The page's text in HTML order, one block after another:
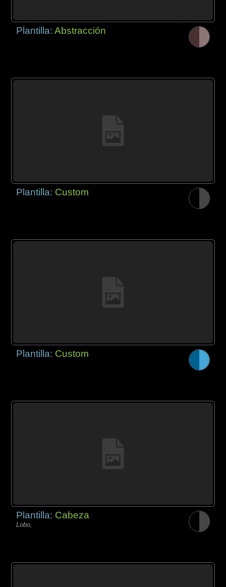
Plantilla:Abstracción
Plantilla: Custom
Plantilla: Custom
Plantilla: Cabeza
Lobo,